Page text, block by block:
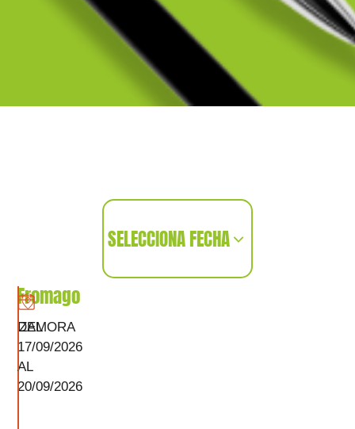
SELECCIONA FECHA
Fromago
DEL
17/09/2026
AL
20/09/2026
ZAMORA